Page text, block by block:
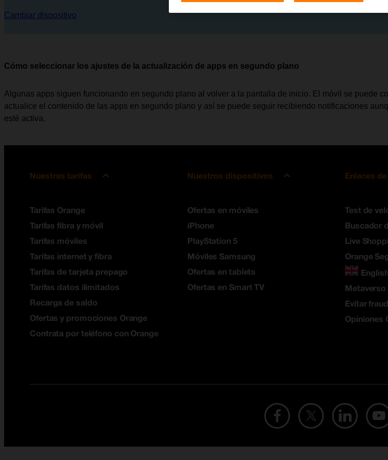
Cambiar dispositivo
Cómo seleccionar los ajustes de la actualización de apps en segundo plano
Algunas apps siguen funcionando en segundo plano al volver a la pantalla de inicio. El móvil se puede
actualice el contenido de las apps en segundo plano y así se puede seguir recibiendo notificaciones
esté activa.
Nuestras tarifas
Tarifas Orange
Tarifas fibra y móvil
Tarifas móviles
Tarifas internet y fibra
Tarifas de tarjeta prepago
Tarifas datos ilimitados
Recarga de saldo
Ofertas y promociones Orange
Contrata por teléfono con Orange
Nuestros dispositivos
Ofertas en móviles
iPhone
PlayStation 5
Móviles Samsung
Ofertas en tablets
Ofertas en Smart TV
Enlaces
Test de
Buscador
Live
Orange
Metaverso
Evitar
Opiniones